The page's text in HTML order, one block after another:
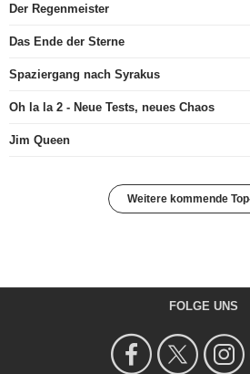
Der Regenmeister
Das Ende der Sterne
Spaziergang nach Syrakus
Oh la la 2 - Neue Tests, neues Chaos
Jim Queen
Weitere kommende
FOLGE UNS